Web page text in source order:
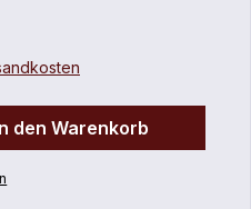
den Warenkorb